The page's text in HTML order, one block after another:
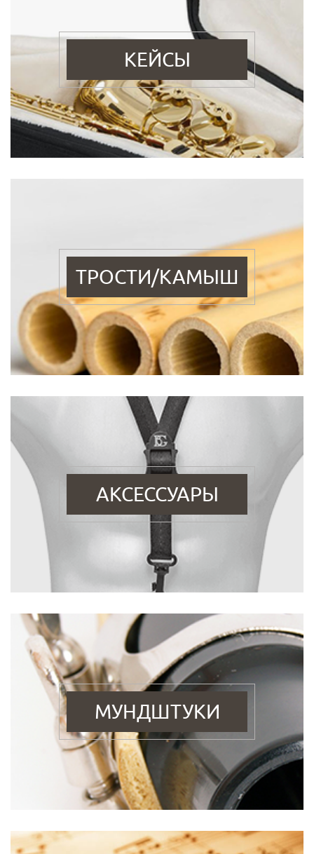
КЕЙСЫ
ТРОСТИ/КАМЫШ
АКСЕССУАРЫ
МУНДШТУКИ